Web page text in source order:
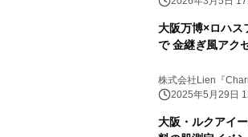
大阪万博×ロハス
で 金継ぎ風アク
株式会社Lien『
ラン)』
2025年5月29日
大阪・ルクアイ